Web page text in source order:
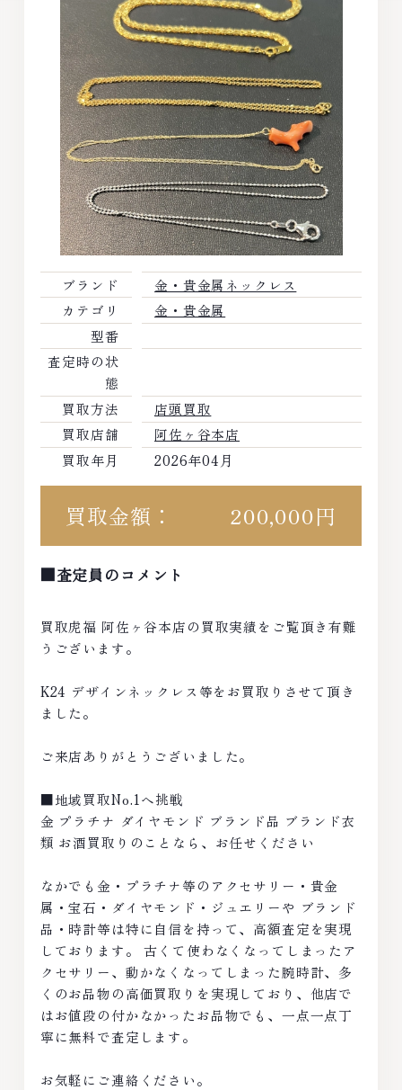
ブランド
金・貴金属ネックレス
カテゴリ
金・貴金属
型番
査定時の状
態
買取方法
店頭買取
買取店舗
阿佐ヶ谷本店
買取年月
2026年04月
買取金額： 200,000円
■査定員のコメント
買取虎福 阿佐ヶ谷本店の買取実績をご覧頂き有難
うございます。
K24 デザインネックレス等をお買取りさせて頂き
ました。
ご来店ありがとうございました。
■地域買取No.1へ挑戦
金 プラチナ ダイヤモンド ブランド品 ブランド衣
類 お酒買取りのことなら、お任せください
なかでも金・プラチナ等のアクセサリー・貴金
属・宝石・ダイヤモンド・ジュエリーや ブランド
品・時計等は特に自信を持って、高額査定を実現
しております。 古くて使わなくなってしまったア
クセサリー、動かなくなってしまった腕時計、多
くのお品物の高価買取りを実現しており、他店で
はお値段の付かなかったお品物でも、一点一点丁
寧に無料で査定します。
お気軽にご連絡ください。